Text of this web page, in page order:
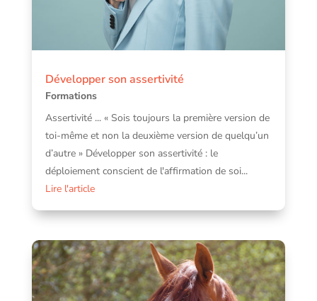
Développer son assertivité
Formations
Assertivité ... « Sois toujours la première version de
toi-même et non la deuxième version de quelqu’un
d’autre » Développer son assertivité : le
déploiement conscient de l'affirmation de soi...
Lire l'article